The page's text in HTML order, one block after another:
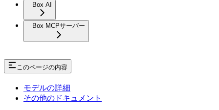
Box AI
Box MCPサーバー
このページの内容
モデルの詳細
その他のドキュメント